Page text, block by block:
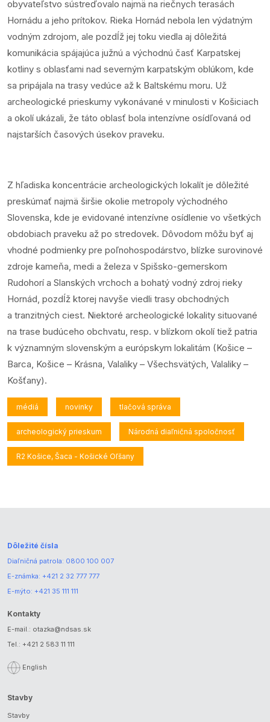
obyvateľstvo sústreďovalo najmä na riečnych terasách
Hornádu a jeho prítokov. Rieka Hornád nebola len výdatným
vodným zdrojom, ale pozdĺž jej toku viedla aj dôležitá
komunikácia spájajúca južnú a východnú časť Karpatskej
kotliny s oblasťami nad severným karpatským oblúkom, kde
sa pripájala na trasy vedúce až k Baltskému moru. Už
archeologické prieskumy vykonávané v minulosti v Košiciach
a okolí ukázali, že táto oblasť bola intenzívne osídľovaná od
najstarších časových úsekov praveku.
Z hľadiska koncentrácie archeologických lokalít je dôležité
preskúmať najmä širšie okolie metropoly východného
Slovenska, kde je evidované intenzívne osídlenie vo všetkých
obdobiach praveku až po stredovek. Dôvodom môžu byť aj
vhodné podmienky pre poľnohospodárstvo, blízke surovinové
zdroje kameňa, medi a železa v Spišsko-gemerskom
Rudohorí a Slanských vrchoch a bohatý vodný zdroj rieky
Hornád, pozdĺž ktorej navyše viedli trasy obchodných
a tranzitných ciest. Niektoré archeologické lokality situované
na trase budúceho obchvatu, resp. v blízkom okolí tiež patria
k významným slovenským a európskym lokalitám (Košice –
Barca, Košice – Krásna, Valaliky – Všechsvätých, Valaliky –
Košťany).
médiá novinky tlačová správa
archeologický prieskum Národná diaľničná spoločnosť
R2 Košice, Šaca - Košické Oľšany
Dôležité čísla
Diaľničná patrola: 0800 100 007
E-známka: +421 2 32 777 777
E-mýto: +421 35 111 111
Kontakty
E-mail.: otazka@ndsas.sk
Tel.: +421 2 583 11 111
English
Stavby
Stavby